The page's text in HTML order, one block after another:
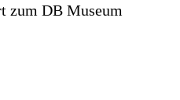
DB Museum